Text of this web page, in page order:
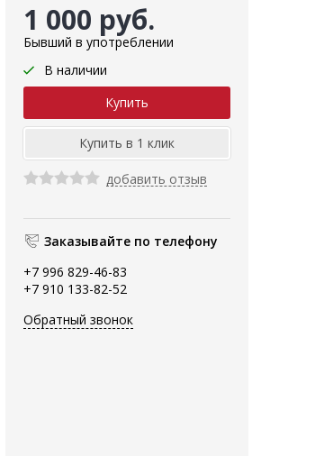
1 000 руб.
Бывший в употреблении
В наличии
добавить отзыв
Заказывайте по телефону
+7 996 829-46-83
+7 910 133-82-52
Обратный звонок